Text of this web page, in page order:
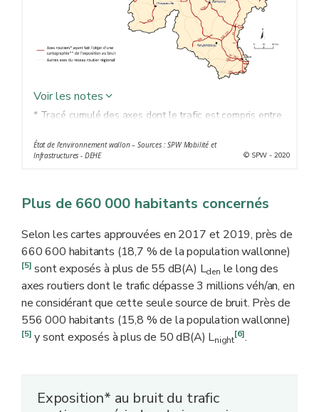
Voir les notes
* Tracé cumulé des axes dont le trafic est compris entre
trafic dépasse 6 millions véh/an (carte 2019). Axes
** "Cartes de bruit stratégiques" selon la directive
État de l'environnement wallon – Sources : SPW Mobilité et
Infrastructures - DEHE
© SPW - 2020
Plus de 660 000 habitants concernés
Selon les cartes approuvées en 2017 et 2019, près de
660 600 habitants (18,7 % de la population wallonne)
[5] sont exposés à plus de 55 dB(A) Lden le long des
axes routiers dont le trafic dépasse 3 millions véh/an, en
ne considérant que cette seule source de bruit. Près de
556 000 habitants (15,8 % de la population wallonne)
[5] y sont exposés à plus de 50 dB(A) Lnight
[6].
Exposition* au bruit du trafic